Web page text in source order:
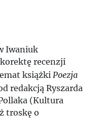
Q
Iwaniuk
recenzji
książki Poezja
redakcją Ryszarda
(Kultura
troskę o